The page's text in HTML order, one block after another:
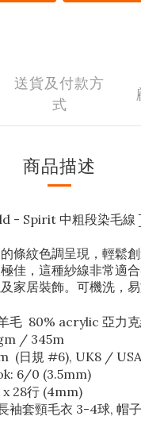
送貨及付款方
式
商品描述
- Spirit 中粗段染毛線
條紋色調呈現，輕鬆
佳，這種紗線非常適
家居裝飾。可機洗，易
毛 80% acrylic 亞力
/ 345m
(日規 #6), UK8 /
6/0 (3.5mm)
x 28行 (4mm)
袖套頸毛衣 3-4球, 帽